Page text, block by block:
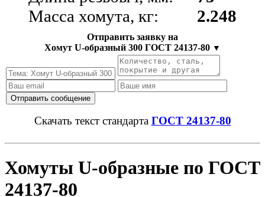
Масса хомута, кг:
2.248
Отправить заявку на
Хомут U-образный 300 ГОСТ 24137-80 ▼
Скачать текст стандарта ГОСТ 24137-80
Хомуты U-образные по ГОСТ
24137-80